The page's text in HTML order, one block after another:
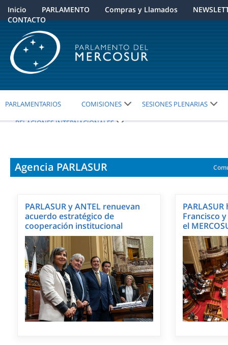
Inicio PARLAMENTO Compras y Llamados
CONTACTO
PARLAMENTARIOS COMISIONES SESIONES PLENARIAS
RELACIONES INTERNACIONALES
Agencia PARLASUR
PARLASUR y ANTEL renuevan
acuerdo estratégico de
cooperación institucional
Francisco
el